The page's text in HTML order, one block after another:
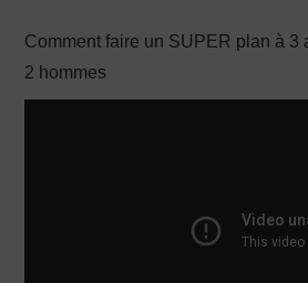
Comment faire un SUPER plan à 3
2 hommes